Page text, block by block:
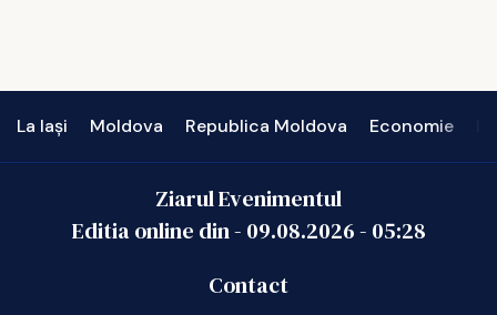
La Iași Moldova Republica Moldova Economie
Ziarul Evenimentul
Editia online din - 09.08.2026- 05:28
Contact